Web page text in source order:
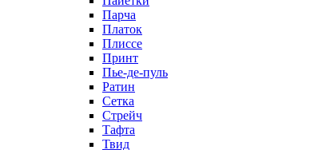
Парча
Платок
Плиссе
Принт
Пье-де-пуль
Ратин
Сетка
Стрейч
Тафта
Твид